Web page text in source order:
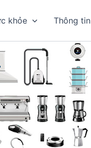
khỏe Thông tin